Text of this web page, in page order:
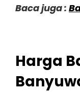
Baca juga :
Harga